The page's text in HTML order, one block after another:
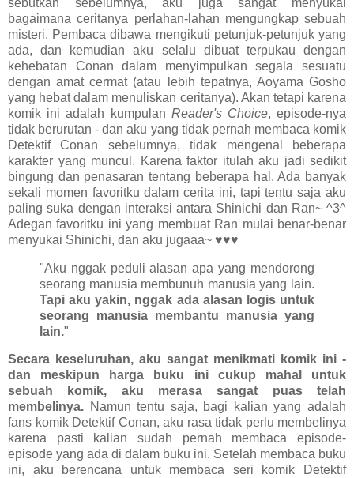
bagaimana ceritanya perlahan-lahan mengungkap sebuah
misteri. Pembaca dibawa mengikuti petunjuk-petunjuk yang
ada, dan kemudian aku selalu dibuat terpukau dengan
kehebatan Conan dalam menyimpulkan segala sesuatu
dengan amat cermat (atau lebih tepatnya, Aoyama Gosho
yang hebat dalam menuliskan ceritanya). Akan tetapi karena
komik ini adalah kumpulan Reader's Choice, episode-nya
tidak berurutan - dan aku yang tidak pernah membaca komik
Detektif Conan sebelumnya, tidak mengenal beberapa
karakter yang muncul. Karena faktor itulah aku jadi sedikit
bingung dan penasaran tentang beberapa hal. Ada banyak
sekali momen favoritku dalam cerita ini, tapi tentu saja aku
paling suka dengan interaksi antara Shinichi dan Ran~ ^3^
Adegan favoritku ini yang membuat Ran mulai benar-benar
menyukai Shinichi, dan aku jugaaa~ ♥♥♥
"Aku nggak peduli alasan apa yang mendorong
seorang manusia membunuh manusia yang lain.
Tapi aku yakin, nggak ada alasan logis untuk
seorang manusia membantu manusia yang
lain."
Secara keseluruhan, aku sangat menikmati komik ini -
dan meskipun harga buku ini cukup mahal untuk
sebuah komik, aku merasa sangat puas telah
membelinya. Namun tentu saja, bagi kalian yang adalah
fans komik Detektif Conan, aku rasa tidak perlu membelinya
karena pasti kalian sudah pernah membaca episode-
episode yang ada di dalam buku ini. Setelah membaca buku
ini, aku berencana untuk membaca seri komik Detektif